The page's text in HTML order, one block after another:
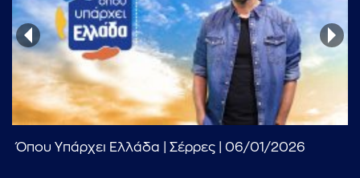
Όπου Υπάρχει Ελλάδα | Σέρρες | 06/01/2026